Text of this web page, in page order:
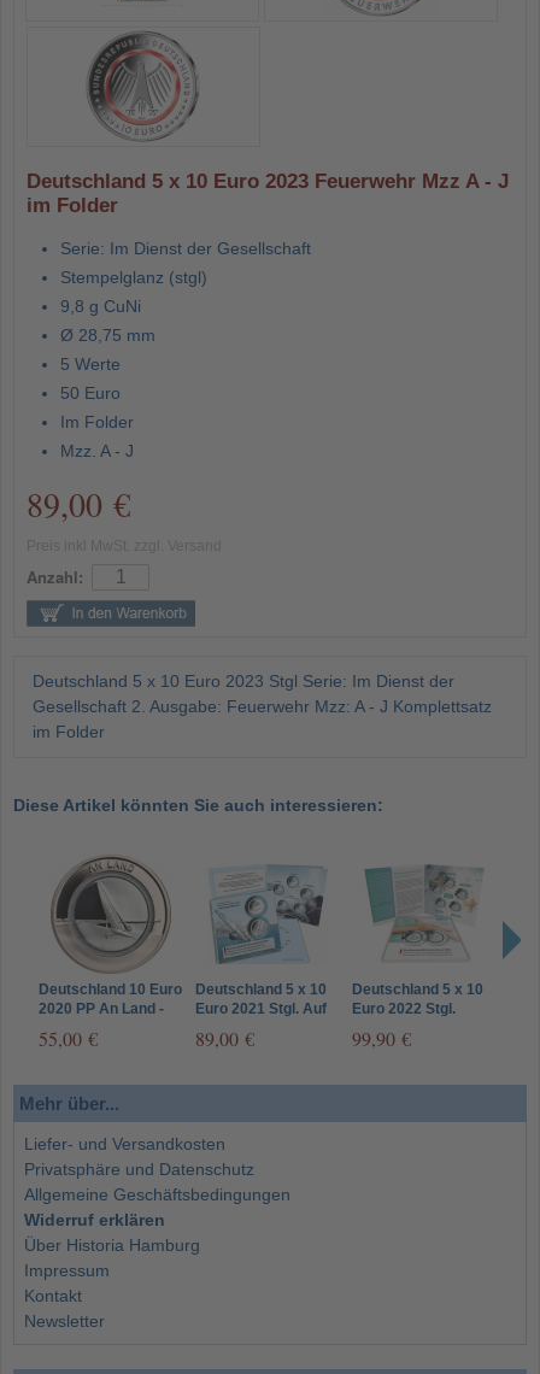
Deutschland 5 x 10 Euro 2023 Feuerwehr Mzz A - J
im Folder
Serie: Im Dienst der Gesellschaft
Stempelglanz (stgl)
9,8 g CuNi
Ø 28,75 mm
5 Werte
50 Euro
Im Folder
Mzz. A - J
89,00 €
Anzahl:
Deutschland 5 x 10 Euro 2023 Stgl Serie: Im Dienst der
Gesellschaft 2. Ausgabe: Feuerwehr Mzz: A - J Komplettsatz
im Folder
Diese Artikel könnten Sie auch interessieren:
Deutschland 10 Euro
2020 PP An Land -
55,00 €
Deutschland 5 x 10
Euro 2021 Stgl. Auf
Komplett-Satz im
89,00 €
Deutschland 5 x 10
Euro 2022 Stgl.
Polymerring Mzz A-J
99,90 €
Mehr über...
Liefer- und Versandkosten
Privatsphäre und Datenschutz
Allgemeine Geschäftsbedingungen
Widerruf erklären
Über Historia Hamburg
Impressum
Kontakt
Newsletter